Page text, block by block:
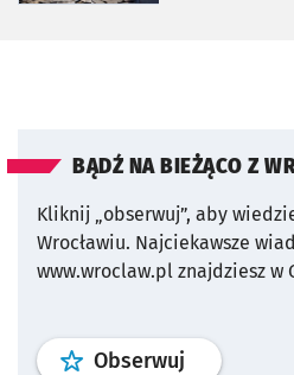
BĄDŹ NA BIEŻĄCO Z
Kliknij „obserwuj”, aby
Wrocławiu. Najciekawsze
www.wroclaw.pl znajdziesz w
Obserwuj profil